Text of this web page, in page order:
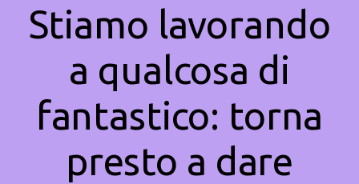
Stiamo lavorando
a qualcosa di
fantastico: torna
presto a dare